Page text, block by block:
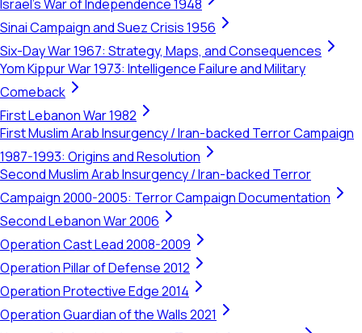
Israel's War of Independence 1948
Sinai Campaign and Suez Crisis 1956
Six-Day War 1967: Strategy, Maps, and Consequences
Yom Kippur War 1973: Intelligence Failure and Military
Comeback
First Lebanon War 1982
First Muslim Arab Insurgency / Iran-backed Terror Campaign
1987-1993: Origins and Resolution
Second Muslim Arab Insurgency / Iran-backed Terror
Campaign 2000-2005: Terror Campaign Documentation
Second Lebanon War 2006
Operation Cast Lead 2008-2009
Operation Pillar of Defense 2012
Operation Protective Edge 2014
Operation Guardian of the Walls 2021